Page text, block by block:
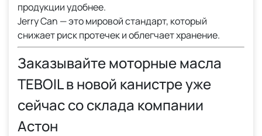
продукции удобнее.
Jerry Can — это мировой стандарт, который
снижает риск протечек и облегчает хранение.
Заказывайте моторные масла
TEBOIL в новой канистре уже
сейчас со склада компании
Астон